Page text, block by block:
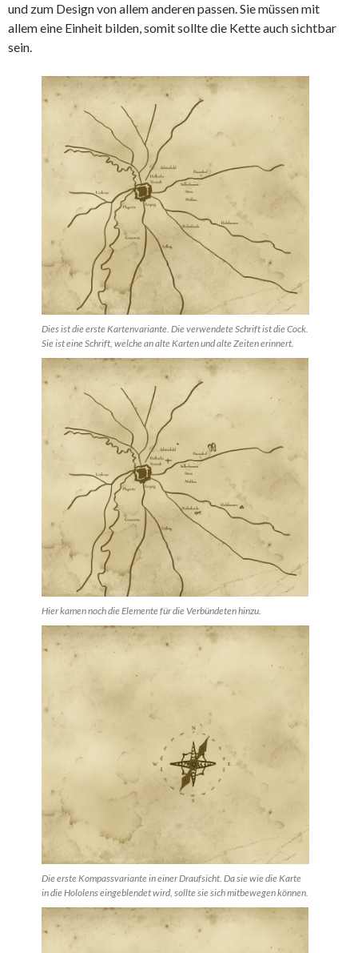
und zum Design von allem anderen passen. Sie müssen mit
allem eine Einheit bilden, somit sollte die Kette auch sichtbar
sein.
Dies ist die erste Kartenvariante. Die verwendete Schrift ist die Cock.
Sie ist eine Schrift, welche an alte Karten und alte Zeiten erinnert.
Hier kamen noch die Elemente für die Verbündeten hinzu.
Die erste Kompassvariante in einer Draufsicht. Da sie wie die Karte
in die Hololens eingeblendet wird, sollte sie sich mitbewegen können.